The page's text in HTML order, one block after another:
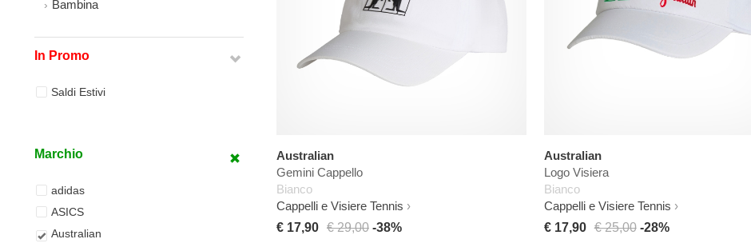
Bambina
In Promo
Saldi Estivi
Marchio
adidas
ASICS
Australian
Australian
Gemini Cappello
Bianco
Cappelli e Visiere Tennis
€ 17,90 € 29,00 -38%
Australian
Logo Visiera
Bianco
Cappelli e Visiere Tennis
€ 17,90 € 25,00 -28%